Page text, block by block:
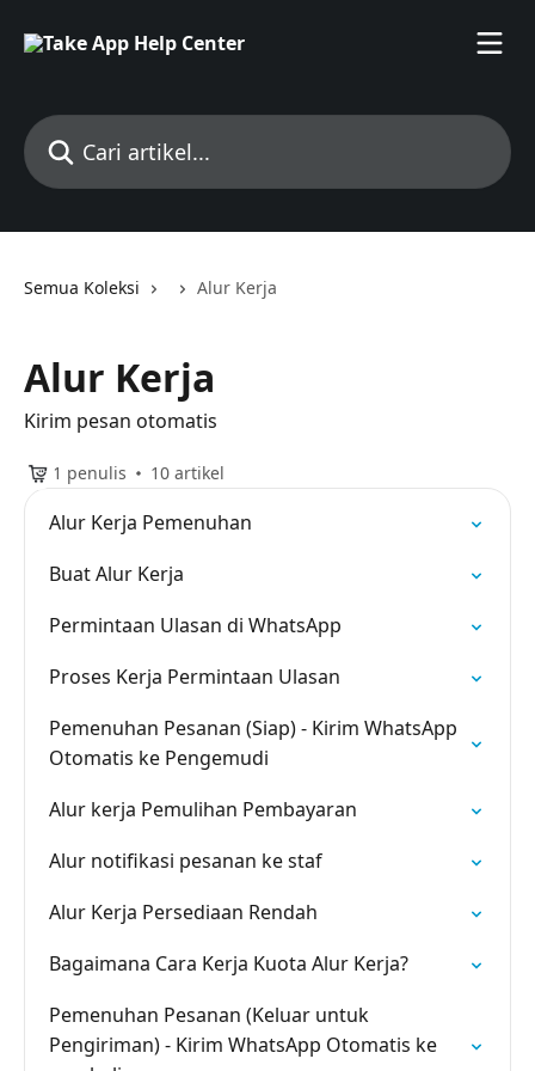
Cari artikel...
Semua Koleksi Alur Kerja
Alur Kerja
Kirim pesan otomatis
1 penulis 10 artikel
Alur Kerja Pemenuhan
Buat Alur Kerja
Permintaan Ulasan di WhatsApp
Proses Kerja Permintaan Ulasan
Pemenuhan Pesanan (Siap) - Kirim WhatsApp
Otomatis ke Pengemudi
Alur kerja Pemulihan Pembayaran
Alur notifikasi pesanan ke staf
Alur Kerja Persediaan Rendah
Bagaimana Cara Kerja Kuota Alur Kerja?
Pemenuhan Pesanan (Keluar untuk
Pengiriman) - Kirim WhatsApp Otomatis ke